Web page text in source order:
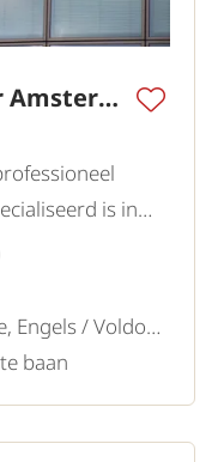
Ervaren Glazenwasser Amsterdam
is in
bedrijfspanden
Ter
zij een
Nederlands / Voldoende, Engels / Voldoende
baan